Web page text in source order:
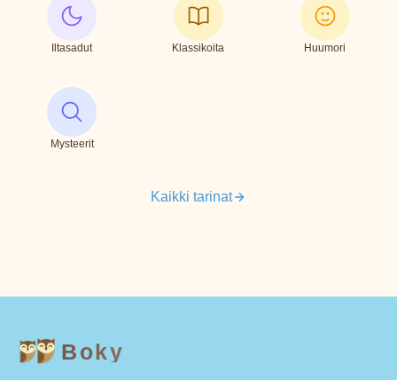
Iltasadut Klassikoita Huumori
Mysteerit
Kaikki tarinat
Boky